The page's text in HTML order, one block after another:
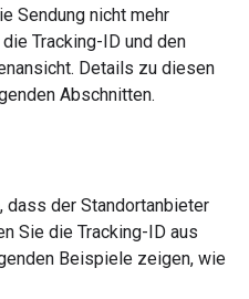
Sendung nicht mehr
Tracking-ID und den
Details zu diesen
Abschnitten.
dass der Standortanbieter
Sie die Tracking-ID aus
Beispiele zeigen, wie